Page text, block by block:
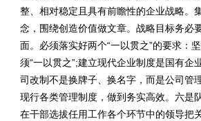
整、相对稳定且具有前瞻性的企业战略。
念，围绕创造价值做文章。战略目标务必
面。必须落实好两个“一以贯之”的要求：
须“一以贯之”;建立现代企业制度是国有企
司改制不是换牌子、换名字，而是公司管
现行各类管理制度，做到务实高效。六是
在干部选拔任用工作各个环节中的领导把